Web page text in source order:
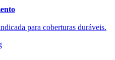
para coberturas duráveis.